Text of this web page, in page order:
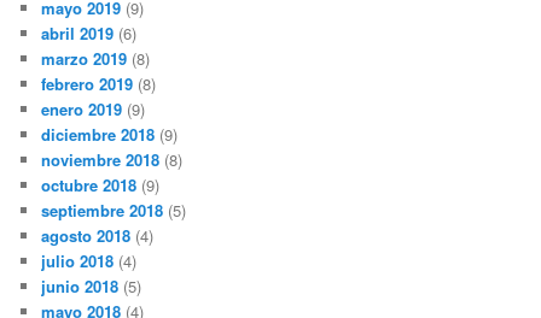
mayo 2019 (9)
abril 2019 (6)
marzo 2019 (8)
febrero 2019 (8)
enero 2019 (9)
diciembre 2018 (9)
noviembre 2018 (8)
octubre 2018 (9)
septiembre 2018 (5)
agosto 2018 (4)
julio 2018 (4)
junio 2018 (5)
mayo 2018 (4)